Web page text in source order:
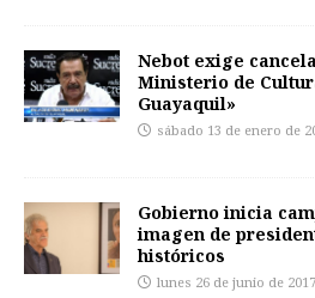
Nebot exige
Ministerio de
Guayaquil»
sábado 13 de enero de
Gobierno inicia
imagen de
históricos
lunes 26 de junio de 2017